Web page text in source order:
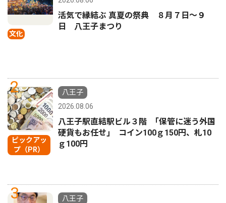
文化
活気で縁結ぶ 真夏の祭典 ８月７日〜９
日 八王子まつり
2
ピックアッ
プ（PR）
八王子
2026.08.06
八王子駅直結駅ビル３階 ｢保管に迷う外国
硬貨もお任せ｣ コイン100ｇ150円、札10
ｇ100円
3
八王子